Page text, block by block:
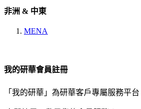
非洲 & 中東
MENA
我的研華會員註冊
「我的研華」為研華客戶專屬服務平